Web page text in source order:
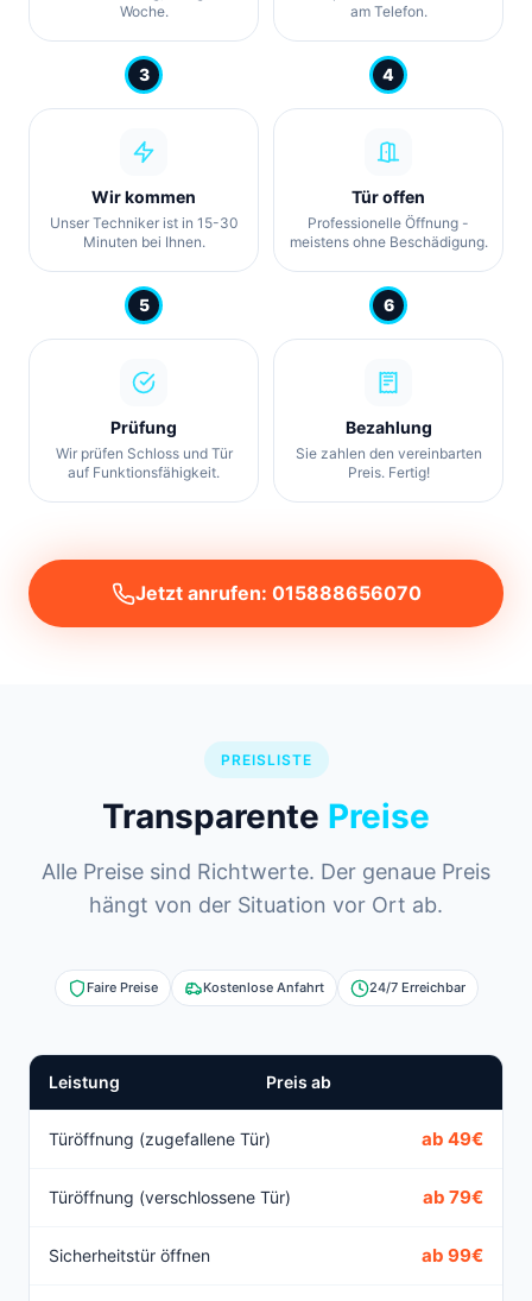
Woche.
am Telefon.
3
Wir kommen
Unser Techniker ist in 15-30
Minuten bei Ihnen.
4
Tür offen
Professionelle Öffnung -
meistens ohne Beschädigung.
5
Prüfung
Wir prüfen Schloss und Tür
auf Funktionsfähigkeit.
6
Bezahlung
Sie zahlen den vereinbarten
Preis. Fertig!
Jetzt anrufen: 015888656070
PREISLISTE
Transparente Preise
Alle Preise sind Richtwerte. Der genaue Preis
hängt von der Situation vor Ort ab.
Faire Preise Kostenlose Anfahrt 24/7 Erreichbar
Leistung Preis ab
Türöffnung (zugefallene Tür) ab 49€
Türöffnung (verschlossene Tür) ab 79€
Sicherheitstür öffnen ab 99€